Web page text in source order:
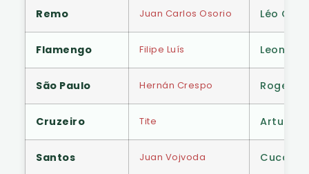
Remo Juan Carlos Osorio Léo
Flamengo Filipe Luís
São Paulo Hernán Crespo Roger
Cruzeiro Tite Artur
Santos Juan Vojvoda Cuca